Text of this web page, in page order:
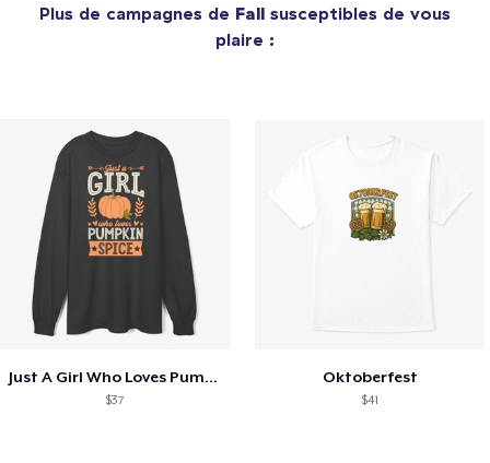
Plus de campagnes de Fall susceptibles de vous
plaire :
Just A Girl Who Loves Pumpkin Spice
$37
Oktoberfest
$41